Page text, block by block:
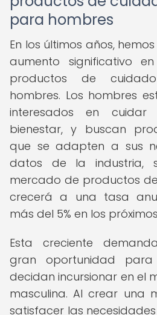
para hombres
En los últimos años,
aumento significativo
productos de
hombres. Los hombres
interesados en
bienestar, y buscan
que se adapten a sus
datos de la industria,
mercado de productos
crecerá a una tasa
más del 5% en los
Esta creciente
gran oportunidad
decidan incursionar en el
masculina. Al crear una
satisfacer las